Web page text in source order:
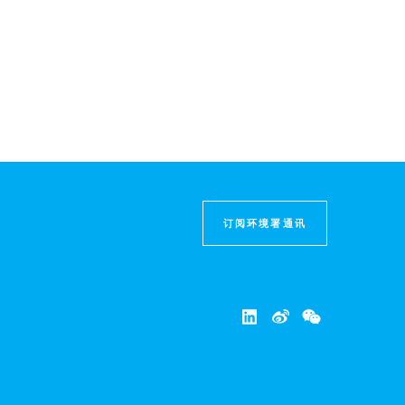
订阅环境署通讯